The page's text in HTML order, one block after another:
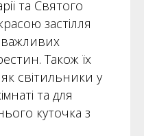
та Святого
застілля
важливих
Також їх
світильники у
та для
куточка з